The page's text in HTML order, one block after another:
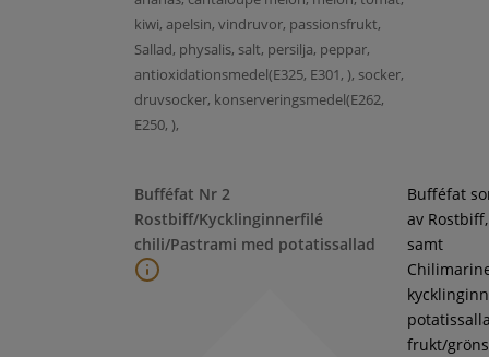
kiwi, apelsin, vindruvor, passionsfrukt,
Sallad, physalis, salt, persilja, peppar,
antioxidationsmedel(E325, E301, ), socker,
druvsocker, konserveringsmedel(E262,
E250, ),
Bufféfat Nr 2
Rostbiff/Kycklinginnerfilé
chili/Pastrami med potatissallad
Bufféfat
av
samt
frukt/